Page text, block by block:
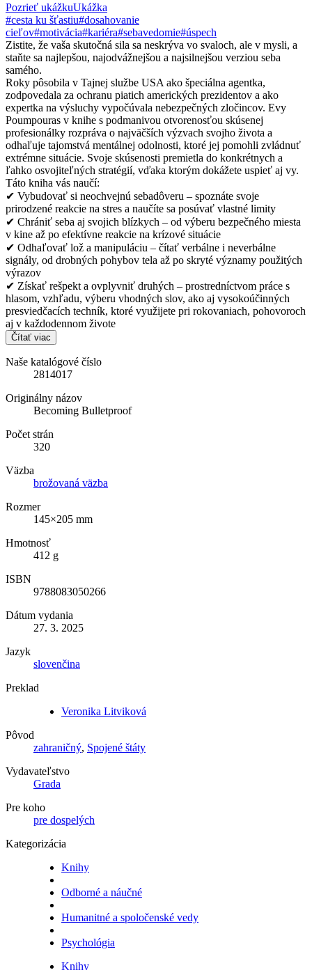
Pozrieť ukážkuUkážka
#cesta ku šťastiu#dosahovanie
cieľov#motivácia#kariéra#sebavedomie#úspech
Zistite, že vaša skutočná sila sa neskrýva vo svaloch, ale v mysli, a
staňte sa najlepšou, najodvážnejšou a najsilnejšou verziou seba
samého.
Roky pôsobila v Tajnej službe USA ako špeciálna agentka,
zodpovedala za ochranu piatich amerických prezidentov a ako
expertka na výsluchy vypočúvala nebezpečných zločincov. Evy
Poumpouras v knihe s podmanivou otvorenosťou skúsenej
profesionálky rozpráva o najväčších výzvach svojho života a
odhaľuje tajomstvá mentálnej odolnosti, ktoré jej pomohli zvládnuť
extrémne situácie. Svoje skúsenosti premietla do konkrétnych a
ľahko osvojiteľných stratégií, vďaka ktorým dokážete uspieť aj vy.
Táto kniha vás naučí:
✔ Vybudovať si neochvejnú sebadôveru – spoznáte svoje
prirodzené reakcie na stres a naučíte sa posúvať vlastné limity
✔ Chrániť seba aj svojich blízkych – od výberu bezpečného miesta
v kine až po efektívne reakcie na krízové situácie
✔ Odhaľovať lož a manipuláciu – čítať verbálne i neverbálne
signály, od drobných pohybov tela až po skryté významy použitých
výrazov
✔ Získať rešpekt a ovplyvniť druhých – prostredníctvom práce s
hlasom, vzhľadu, výberu vhodných slov, ako aj vysokoúčinných
presviedčacích techník, ktoré využijete pri rokovaniach, pohovoroch
aj v každodennom živote
Čítať viac
Naše katalógové číslo
2814017
Originálny názov
Becoming Bulletproof
Počet strán
320
Väzba
brožovaná väzba
Rozmer
145×205 mm
Hmotnosť
412 g
ISBN
9788083050266
Dátum vydania
27. 3. 2025
Jazyk
slovenčina
Preklad
Veronika Litviková
Pôvod
zahraničný, Spojené štáty
Vydavateľstvo
Grada
Pre koho
pre dospelých
Kategorizácia
Knihy
Odborné a náučné
Humanitné a spoločenské vedy
Psychológia
Knihy